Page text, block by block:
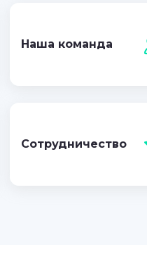
Наша команда
Сотрудничество